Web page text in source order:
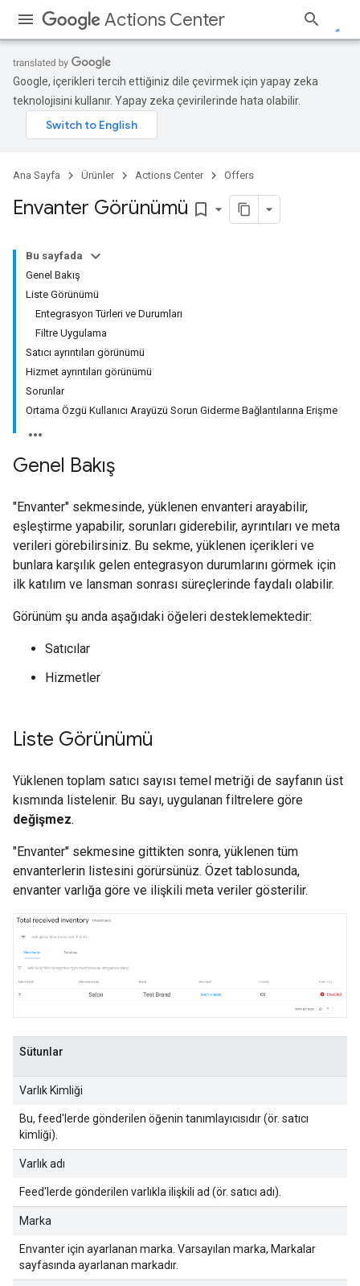
Actions Center
Google, içerikleri tercih ettiğiniz dile çevirmek için yapay zeka
teknolojisini kullanır. Yapay zeka çevirilerinde hata olabilir.
Ana Sayfa Ürünler Actions Center Offers
Envanter Görünümü bookmark_border
Bu sayfada
Genel Bakış
Liste Görünümü
Entegrasyon Türleri ve Durumları
Filtre Uygulama
Satıcı ayrıntıları görünümü
Hizmet ayrıntıları görünümü
Sorunlar
Ortama Özgü Kullanıcı Arayüzü Sorun Giderme Bağlantılarına Erişme
Genel Bakış
"Envanter" sekmesinde, yüklenen envanteri arayabilir,
eşleştirme yapabilir, sorunları giderebilir, ayrıntıları ve meta
verileri görebilirsiniz. Bu sekme, yüklenen içerikleri ve
bunlara karşılık gelen entegrasyon durumlarını görmek için
ilk katılım ve lansman sonrası süreçlerinde faydalı olabilir.
Görünüm şu anda aşağıdaki öğeleri desteklemektedir:
Satıcılar
Hizmetler
Liste Görünümü
Yüklenen toplam satıcı sayısı temel metriği de sayfanın üst
kısmında listelenir. Bu sayı, uygulanan filtrelere göre
değişmez.
"Envanter" sekmesine gittikten sonra, yüklenen tüm
envanterlerin listesini görürsünüz. Özet tablosunda,
envanter varlığa göre ve ilişkili meta veriler gösterilir.
Sütunlar
Varlık Kimliği
Bu, feed'lerde gönderilen öğenin tanımlayıcısıdır (ör. satıcı
kimliği).
Varlık adı
Feed'lerde gönderilen varlıkla ilişkili ad (ör. satıcı adı).
Marka
Envanter için ayarlanan marka. Varsayılan marka, Markalar
sayfasında ayarlanan markadır.